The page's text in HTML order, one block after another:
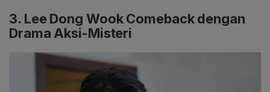
3. Lee Dong Wook Comeback dengan
Drama Aksi-Misteri